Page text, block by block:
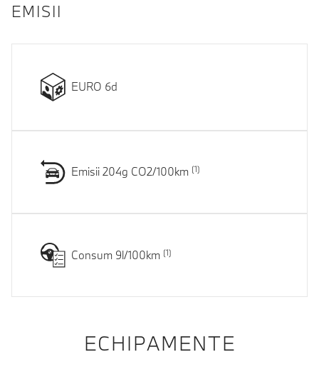
EMISII
EURO 6d
Emisii 204g CO2/100km
Consum 9l/100km
ECHIPAMENTE